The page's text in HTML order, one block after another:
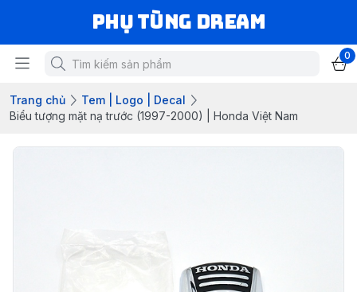
Phụ Tùng Dream
0
Trang chủ
Tem | Logo | Decal
Biểu tượng mặt nạ trước (1997-2000) | Honda Việt Nam